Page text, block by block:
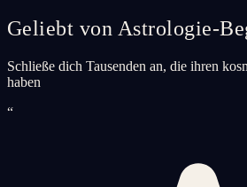
Geliebt von Astrologie-
Schließe dich Tausenden an, die ihren
haben
“